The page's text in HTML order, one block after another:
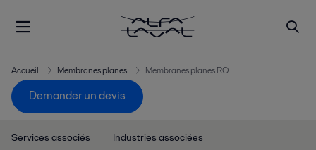
Accueil Membranes planes Membranes planes RO
Demander un devis
Services associés Industries associées